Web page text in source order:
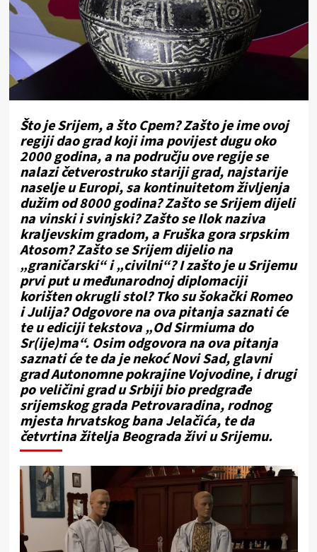
Što je Srijem, a što Cpem? Zašto je ime ovoj
regiji dao grad koji ima povijest dugu oko
2000 godina, a na području ove regije se
nalazi četverostruko stariji grad, najstarije
naselje u Europi, sa kontinuitetom življenja
dužim od 8000 godina? Zašto se Srijem dijeli
na vinski i svinjski? Zašto se Ilok naziva
kraljevskim gradom, a Fruška gora srpskim
Atosom? Zašto se Srijem dijelio na
„graničarski“ i „civilni“? I zašto je u Srijemu
prvi put u međunarodnoj diplomaciji
korišten okrugli stol? Tko su šokački Romeo
i Julija? Odgovore na ova pitanja saznati će
te u ediciji tekstova „Od Sirmiuma do
Sr(ije)ma“. Osim odgovora na ova pitanja
saznati će te da je nekoć Novi Sad, glavni
grad Autonomne pokrajine Vojvodine, i drugi
po veličini grad u Srbiji bio predgrađe
srijemskog grada Petrovaradina, rodnog
mjesta hrvatskog bana Jelačića, te da
četvrtina žitelja Beograda živi u Srijemu.